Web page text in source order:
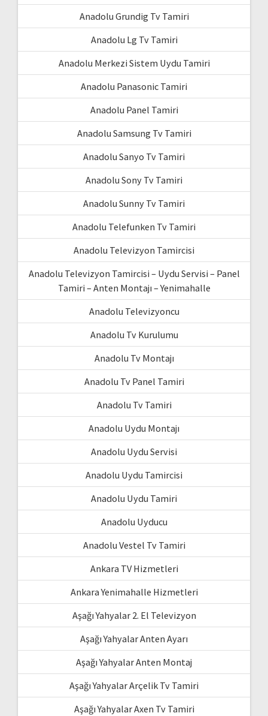
Anadolu Grundig Tv Tamiri
Anadolu Lg Tv Tamiri
Anadolu Merkezi Sistem Uydu Tamiri
Anadolu Panasonic Tamiri
Anadolu Panel Tamiri
Anadolu Samsung Tv Tamiri
Anadolu Sanyo Tv Tamiri
Anadolu Sony Tv Tamiri
Anadolu Sunny Tv Tamiri
Anadolu Telefunken Tv Tamiri
Anadolu Televizyon Tamircisi
Anadolu Televizyon Tamircisi – Uydu Servisi – Panel
Tamiri – Anten Montajı – Yenimahalle
Anadolu Televizyoncu
Anadolu Tv Kurulumu
Anadolu Tv Montajı
Anadolu Tv Panel Tamiri
Anadolu Tv Tamiri
Anadolu Uydu Montajı
Anadolu Uydu Servisi
Anadolu Uydu Tamircisi
Anadolu Uydu Tamiri
Anadolu Uyducu
Anadolu Vestel Tv Tamiri
Ankara TV Hizmetleri
Ankara Yenimahalle Hizmetleri
Aşağı Yahyalar 2. El Televizyon
Aşağı Yahyalar Anten Ayarı
Aşağı Yahyalar Anten Montaj
Aşağı Yahyalar Arçelik Tv Tamiri
Aşağı Yahyalar Axen Tv Tamiri